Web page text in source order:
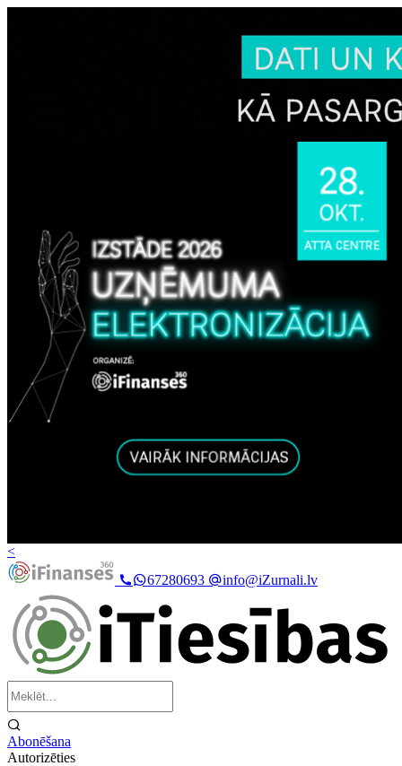
<
67280693
info@iZurnali.lv
Abonēšana
Autorizēties